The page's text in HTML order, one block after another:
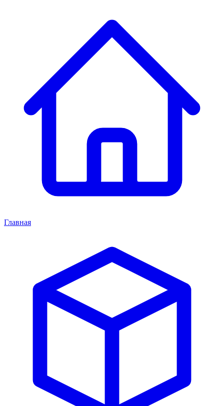
Главная